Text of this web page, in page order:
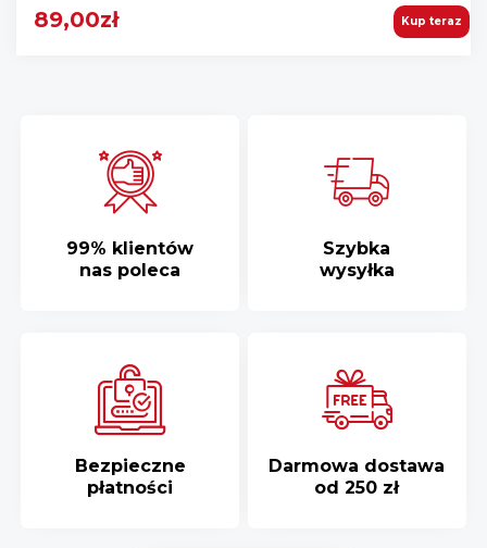
89,00zł Kup teraz
99% klientów
nas poleca
Szybka
wysyłka
Bezpieczne
płatności
Darmowa dostawa
od 250 zł